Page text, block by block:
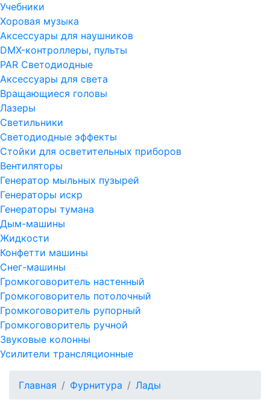
Учебники
Хоровая музыка
Аксессуары для наушников
DMX-контроллеры, пульты
PAR Светодиодные
Аксессуары для света
Вращающиеся головы
Лазеры
Светильники
Светодиодные эффекты
Стойки для осветительных приборов
Вентиляторы
Генератор мыльных пузырей
Генераторы искр
Генераторы тумана
Дым-машины
Жидкости
Конфетти машины
Снег-машины
Громкоговоритель настенный
Громкоговоритель потолочный
Громкоговоритель рупорный
Громкоговоритель ручной
Звуковые колонны
Усилители трансляционные
Главная Фурнитура Лады